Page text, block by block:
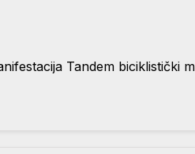
Tandem biciklistički